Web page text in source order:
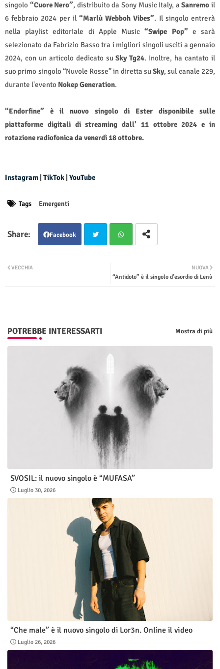
singolo “Cuore Nero”, distribuito da Sony Music Italy, aSanremo il
6 febbraio 2024 per il “Marlù Webboh Vibes”. Il singolo entrerà
nella playlist editoriale di Apple Music“Swipe Pop” e sarà
selezionato da Fabrizio Basso tra i migliori singoli usciti a gennaio
2024, con un articolo dedicato suSky Tg24. Inoltre, ha cantato il
suo primo singolo “Nuvole Rosse” in diretta suSky, sul canale 229,
durante l'evento Nokep Generation.
“Endorfine” è il nuovo singolo di Ester disponibile sulle
piattaforme digitali di streaming dall' 11 ottobre 2024 e in
rotazione radiofonica da venerdì 18 ottobre.
Instagram TikTok YouTube
Tags Emergenti
Facebook
tsap
NUOVA
“Antidoto” è il singolo d’esordio di Lenù
VECCHIA
POTREBBE INTERESSARTI Mostra di più
SVOSIL: il nuovo singolo è “MUFASA”
Luglio 30, 2026
“Che male” è il nuovo singolo di Lor3n. Online il video
Luglio 26, 2026